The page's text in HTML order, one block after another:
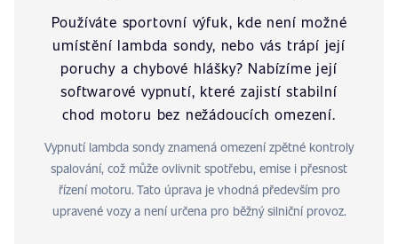
Používáte sportovní výfuk, kde není možné
umístění lambda sondy, nebo vás trápí její
poruchy a chybové hlášky? Nabízíme její
softwarové vypnutí, které zajistí stabilní
chod motoru bez nežádoucích omezení.
Vypnutí lambda sondy znamená omezení zpětné kontroly
spalování, což může ovlivnit spotřebu, emise i přesnost
řízení motoru. Tato úprava je vhodná především pro
upravené vozy a není určena pro běžný silniční provoz.